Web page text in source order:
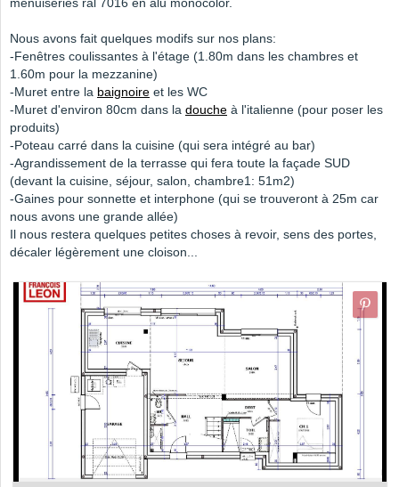
Nous avons fait quelques modifs sur nos plans:
-Fenêtres coulissantes à l'étage (1.80m dans les chambres et
1.60m pour la mezzanine)
-Muret entre la baignoire et les WC
-Muret d'environ 80cm dans la douche à l'italienne (pour poser les
produits)
-Poteau carré dans la cuisine (qui sera intégré au bar)
-Agrandissement de la terrasse qui fera toute la façade SUD
(devant la cuisine, séjour, salon, chambre1: 51m2)
-Gaines pour sonnette et interphone (qui se trouveront à 25m car
nous avons une grande allée)
Il nous restera quelques petites choses à revoir, sens des portes,
décaler légèrement une cloison...